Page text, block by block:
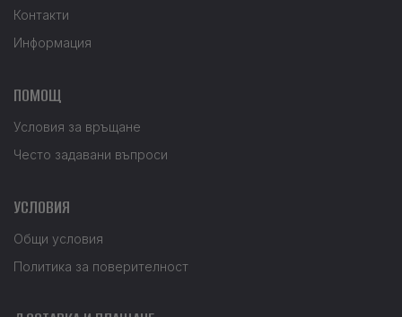
Контакти
Информация
ПОМОЩ
Условия за връщане
Често задавани въпроси
УСЛОВИЯ
Общи условия
Политика за поверителност